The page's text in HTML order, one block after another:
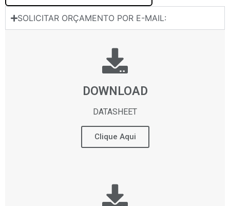
SOLICITAR ORÇAMENTO POR E-MAIL:
DOWNLOAD
DATASHEET
Clique Aqui